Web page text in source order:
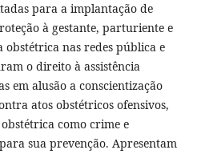
para a implantação de
à gestante, parturiente e
nas redes pública e
o direito à assistência
em alusão a conscientização
atos obstétricos ofensivos,
como crime e
sua prevenção. Apresentam